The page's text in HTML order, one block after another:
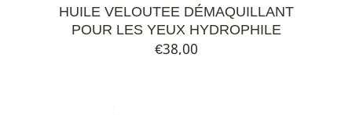
HUILE VELOUTEE DÉMAQUILLANT
POUR LES YEUX HYDROPHILE
€38,00